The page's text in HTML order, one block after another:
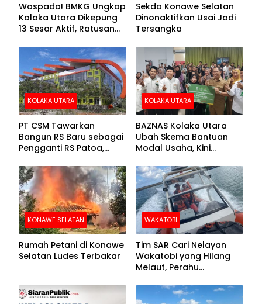
Waspada! BMKG Ungkap
Kolaka Utara Dikepung
13 Sesar Aktif, Ratusan
Sekda Konawe Selatan
Dinonaktifkan Usai Jadi
Tersangka
KOLAKA UTARA
PT CSM Tawarkan
Bangun RS Baru sebagai
Pengganti RS Patoa,
Kolut
KOLAKA UTARA
BAZNAS Kolaka Utara
Ubah Skema Bantuan
Modal Usaha, Kini
Barang Senilai Rp419,5
Juta
KONAWE SELATAN
Rumah Petani di Konawe
Selatan Ludes Terbakar
WAKATOBI
Tim SAR Cari Nelayan
Wakatobi yang Hilang
Melaut, Perahu
Kemasukan Air